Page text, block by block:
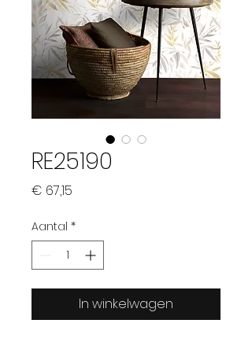
RE25190
€ 67,15
Aantal *
In winkelwagen